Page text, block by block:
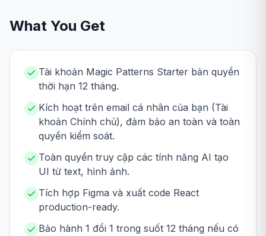
What You Get
Tài khoản Magic Patterns Starter bản quyền
thời hạn 12 tháng.
Kích hoạt trên email cá nhân của bạn (Tài
khoản Chính chủ), đảm bảo an toàn và toàn
quyền kiểm soát.
Toàn quyền truy cập các tính năng AI tạo
UI từ text, hình ảnh.
Tích hợp Figma và xuất code React
production-ready.
Bảo hành 1 đổi 1 trong suốt 12 tháng nếu có